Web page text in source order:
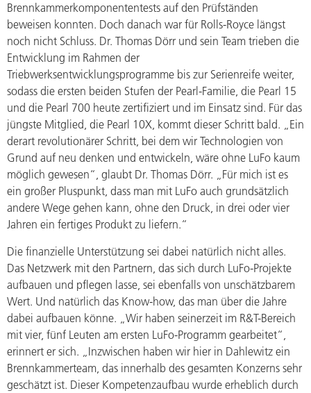
Brennkammerkomponententests auf den Prüfständen
beweisen konnten. Doch danach war für Rolls-Royce längst
noch nicht Schluss. Dr. Thomas Dörr und sein Team trieben die
Entwicklung im Rahmen der
Triebwerksentwicklungsprogramme bis zur Serienreife weiter,
sodass die ersten beiden Stufen der Pearl-Familie, die Pearl 15
und die Pearl 700 heute zertifiziert und im Einsatz sind. Für das
jüngste Mitglied, die Pearl 10X, kommt dieser Schritt bald. „Ein
derart revolutionärer Schritt, bei dem wir Technologien von
Grund auf neu denken und entwickeln, wäre ohne LuFo kaum
möglich gewesen“, glaubt Dr. Thomas Dörr. „Für mich ist es
ein großer Pluspunkt, dass man mit LuFo auch grundsätzlich
andere Wege gehen kann, ohne den Druck, in drei oder vier
Jahren ein fertiges Produkt zu liefern.“
Die finanzielle Unterstützung sei dabei natürlich nicht alles.
Das Netzwerk mit den Partnern, das sich durch LuFo-Projekte
aufbauen und pflegen lasse, sei ebenfalls von unschätzbarem
Wert. Und natürlich das Know-how, das man über die Jahre
dabei aufbauen könne. „Wir haben seinerzeit im R&T-Bereich
mit vier, fünf Leuten am ersten LuFo-Programm gearbeitet“,
erinnert er sich. „Inzwischen haben wir hier in Dahlewitz ein
Brennkammerteam, das innerhalb des gesamten Konzerns sehr
geschätzt ist. Dieser Kompetenzaufbau wurde erheblich durch